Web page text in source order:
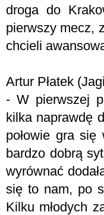
droga do
pierwszy mecz,
chcieli
Artur Płatek
- W pierwszej
kilka naprawdę
połowie gra się
bardzo dobrą
wyrównać
się to nam, po
Kilku młodych